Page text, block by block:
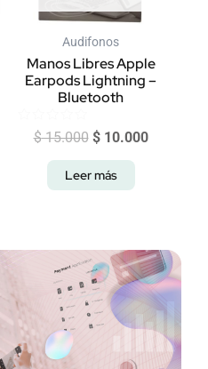
Audifonos
Manos Libres Apple
Earpods Lightning –
Bluetooth
Valorado
con
$15.000 $10.000
Leer más